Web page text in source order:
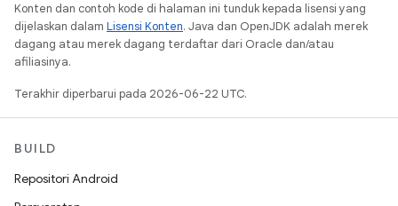
Konten dan contoh kode di halaman ini tunduk kepada lisensi yang
dijelaskan dalam Lisensi Konten. Java dan OpenJDK adalah merek
dagang atau merek dagang terdaftar dari Oracle dan/atau
afiliasinya.
Terakhir diperbarui pada 2026-06-22 UTC.
BUILD
Repositori Android